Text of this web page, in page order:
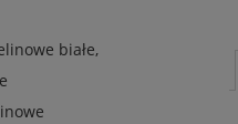
białe,